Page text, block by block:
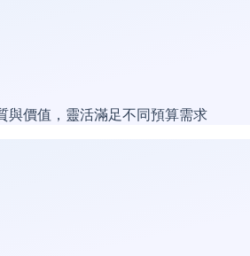
與價值，靈活滿足不同預算需求​